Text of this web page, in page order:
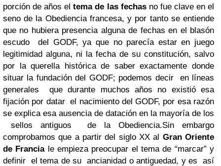
porción de años el tema de las fechasno fue clave en el
seno de la Obediencia francesa, y por tanto se entiende
que no hubiera presencia alguna de fechas en el blasón
escudo del GODF, ya que no parecía estar en juego
legitimidad alguna, ni la fecha de su constitución, salvo
por la querella histórica de saber exactamente donde
situar la fundación del GODF; podemos decir en líneas
generales que durante muchos años no existió esa
fijación por datar el nacimiento del GODF, por esa razón
se explica esa ausencia de datación en la mayoría de los
sellos antiguos de la Obediencia.Sin embargo
comprobamos que a partir del siglo XX al Gran Oriente
de Franciale empieza preocupar el tema de “marcar” y
definir el tema de su ancianidad o antiguedad, y es así